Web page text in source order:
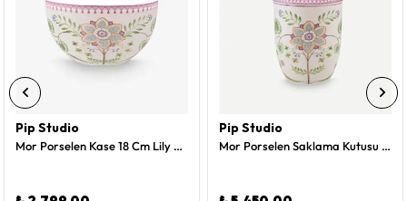
Pip Studio
Mor Porselen Kase 18 Cm Lily & Lotus Collection by Pip Studio
Pip Studio
Mor Porselen Saklama Kutusu 1500 Ml Lily & Lotus Collection by Pip Studio